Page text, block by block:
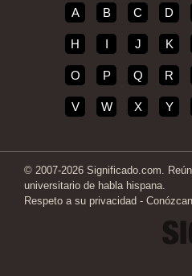
A B C D
H I J K
O P Q R
V W X Y
© 2007-2026 Significado.com.
universitario de habla hispana.
Respeto a su privacidad -